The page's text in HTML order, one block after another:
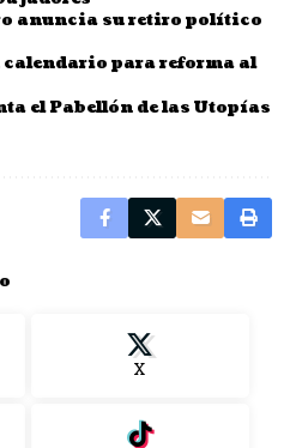
anuncia su retiro político
para reforma al
el Pabellón de las Utopías
X